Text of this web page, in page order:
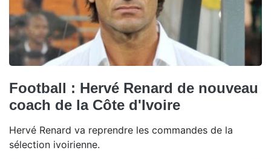
Football : Hervé Renard de nouveau
coach de la Côte d'Ivoire
Hervé Renard va reprendre les commandes de la
sélection ivoirienne.